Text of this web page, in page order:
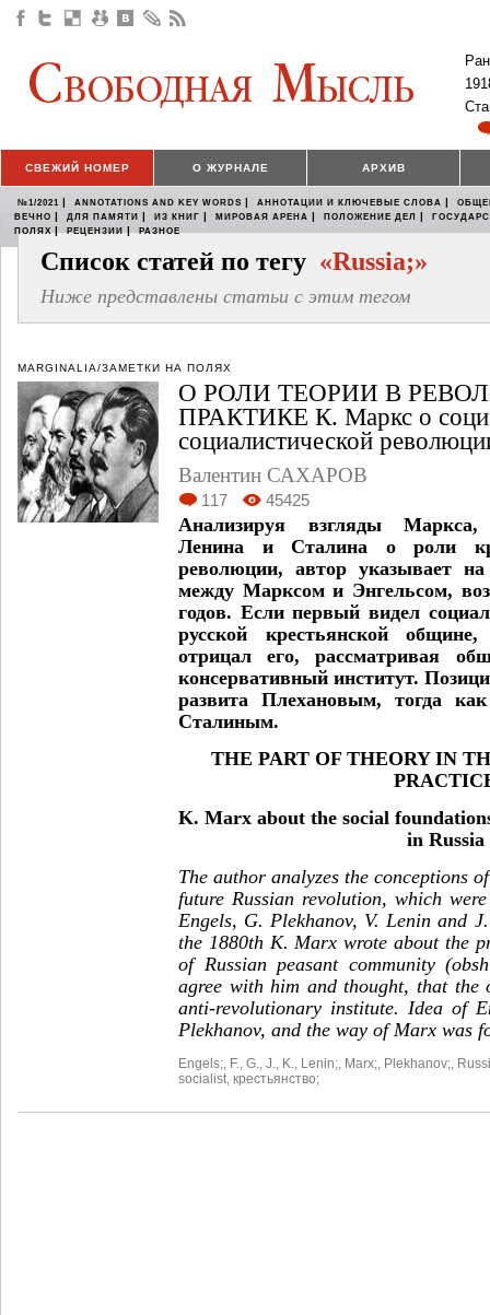
СВЕЖИЙ НОМЕР О ЖУРНАЛЕ АРХИВ
№1/2021 | ANNOTATIONS AND KEY WORDS | АННОТАЦИИ И КЛЮЧЕВЫЕ СЛОВА |
ВЕЧНО | ДЛЯ ПАМЯТИ | ИЗ КНИГ | МИРОВАЯ АРЕНА | ПОЛОЖЕНИЕ ДЕЛ |
ПОЛЯХ | РЕЦЕНЗИИ | РАЗНОЕ
Список статей по тегу «Russia;»
Ниже представлены статьи с этим тегом
MARGINALIA/ЗАМЕТКИ НА ПОЛЯХ
О РОЛИ ТЕОРИИ В
ПРАКТИКЕ К. Маркс о
социалистической
Валентин САХАРОВ
117 45425
Анализируя взгляды Маркса,
Ленина и Сталина о роли
революции, автор указывает на
между Марксом и Энгельсом,
годов. Если первый видел
русской крестьянской
отрицал его, рассматривая
консервативный институт.
развита Плехановым, тогда
Сталиным.
THE PART OF THEORY IN
K. Marx about the social
in Russia
The author analyzes the conceptions
future Russian revolution, which
Engels, G. Plekhanov, V. Lenin and
the 1880th K. Marx wrote about the
of Russian peasant community
agree with him and thought, that the
anti-revolutionary institute. Idea of
Plekhanov, and the way of Marx was
Engels; F. G. J. K. Lenin; Marx; Plekhanov;
socialist крестьянство;